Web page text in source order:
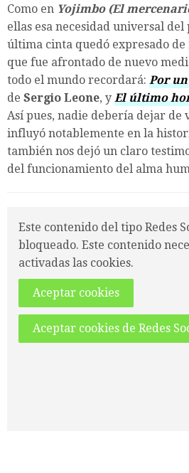
Como en Yojimbo (El
ellas esa necesidad universal del
última cinta quedó expresado
que fue afrontado de nuevo
todo el mundo recordará: Por
de Sergio Leone, y El último
Así pues, nadie debería dejar de
influyó notablemente en la
también nos dejó un claro
del funcionamiento del alma
Este contenido del tipo Redes
bloqueado. Este contenido
activadas las cookies.
Aceptar cookies
Aceptar cookies de Redes